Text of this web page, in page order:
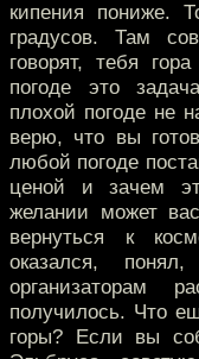
кипения пониже.
градусов. Там
говорят, тебя
погоде это
плохой погоде не
верю, что вы
любой погоде
ценой и зачем
желании может
вернуться к
оказался,
организаторам
получилось. Что
горы? Если вы